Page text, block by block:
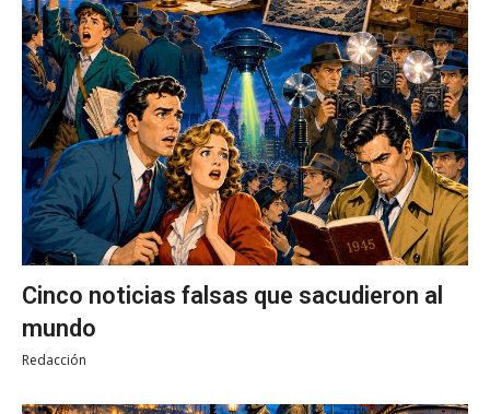
Cinco noticias falsas que sacudieron al
mundo
Redacción